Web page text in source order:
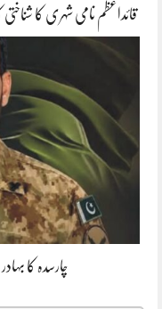
قائداعظم نامی شہری کا
چارسدہ کا